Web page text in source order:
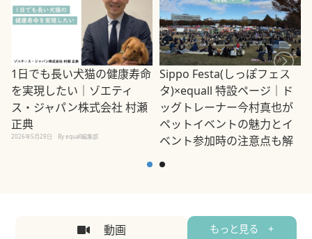
1日でも長い犬猫の健康寿命
を実現したい｜ゾエティ
ス・ジャパン株式会社 村瀬
正典
2026年5月29日 By equall編集部
Sippo Festa(しっぽフェス
タ)×equall 特設ページ｜ド
ッグトレーナー今村真也が
ペットイベントの魅力とイ
ベント参加時の注意点も解
2026年5月12日
動画 もっと見る +